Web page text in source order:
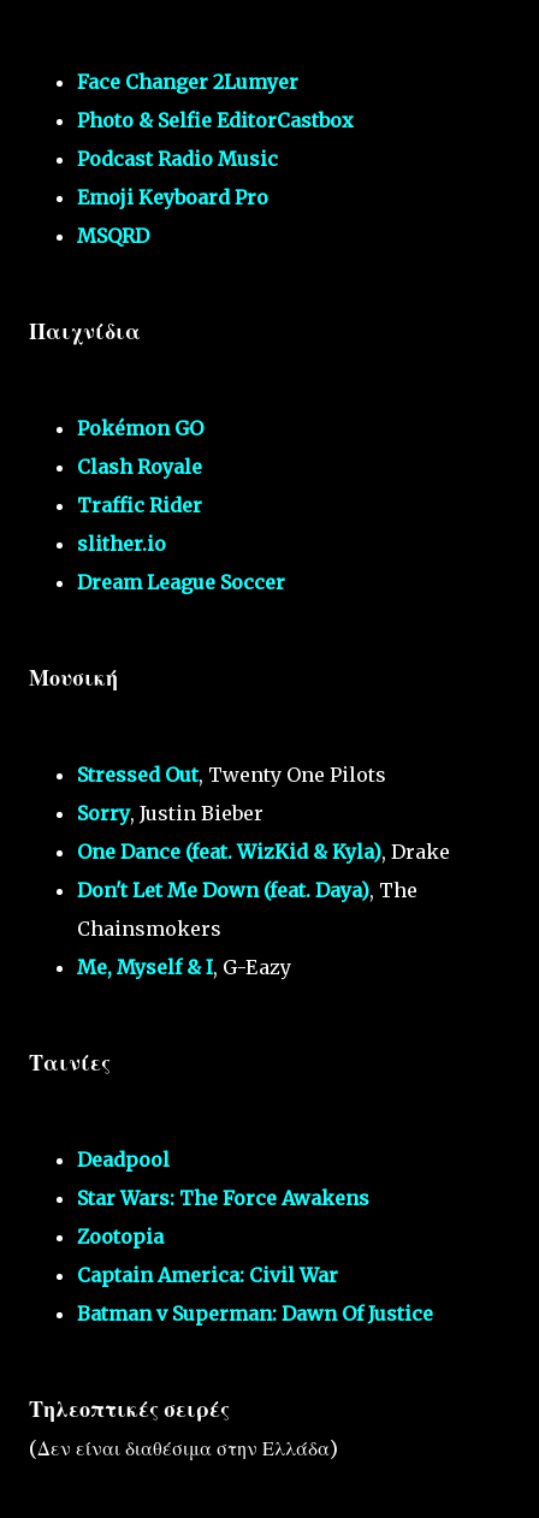
Face Changer 2Lumyer
Photo & Selfie EditorCastbox
Podcast Radio Music
Emoji Keyboard Pro
MSQRD
Παιχνίδια
Pokémon GO
Clash Royale
Traffic Rider
slither.io
Dream League Soccer
Μουσική
Stressed Out, Twenty One Pilots
Sorry, Justin Bieber
One Dance (feat. WizKid & Kyla), Drake
Don't Let Me Down (feat. Daya), The
Chainsmokers
Me, Myself & I, G-Eazy
Ταινίες
Deadpool
Star Wars: The Force Awakens
Zootopia
Captain America: Civil War
Batman v Superman: Dawn Of Justice
Τηλεοπτικές σειρές
(Δεν είναι διαθέσιμα στην Ελλάδα)